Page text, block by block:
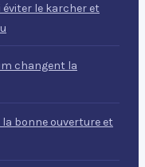
éviter le karcher et
changent la
bonne ouverture et